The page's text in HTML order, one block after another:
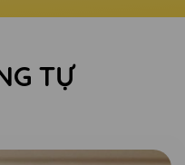
TỰ